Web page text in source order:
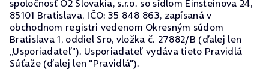
spoločnosť O2 Slovakia, s.r.o. so sídlom Einsteinova 24,
85101 Bratislava, IČO: 35 848 863, zapísaná v
obchodnom registri vedenom Okresným súdom
Bratislava 1, oddiel Sro, vložka č. 27882/B (ďalej len
„Usporiadateľ"). Usporiadateľ vydáva tieto Pravidlá
Súťaže (ďalej len "Pravidlá").